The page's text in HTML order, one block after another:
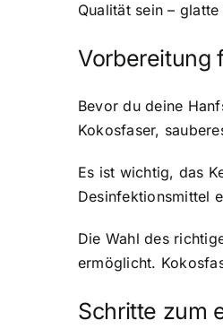
Qualität sein –
Vorbereitung
Bevor du deine
Kokosfaser,
Es ist wichtig, das
Desinfektionsmittel
Die Wahl des
ermöglicht.
Schritte zum